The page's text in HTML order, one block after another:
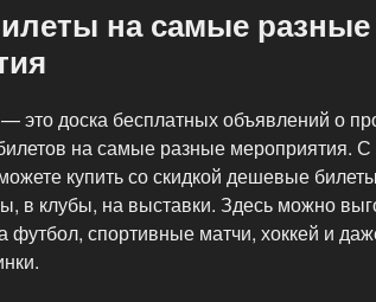
на самые разные
это доска бесплатных объявлений о
на самые разные мероприятия.
купить со скидкой дешевые
в клубы, на выставки. Здесь можно
футбол, спортивные матчи, хоккей и